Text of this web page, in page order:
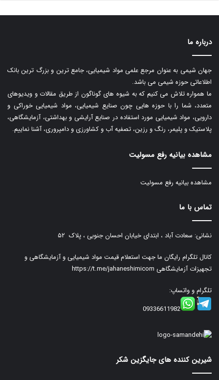
درباره ما
جهان شیمی به عنوان مرجع علمی مواد شیمیایی، جامع ترین و بزرگ ترین بانک
اطلاعاتی حوزه شیمی می باشد.
ما همواره تلاش می کنیم که به شیوه های گوناگون از طریق مقالات و ویدیوهای
متعدد، شما را با حوزه هایی چون صنایع شیمیایی، مواد شیمیایی خوراکی و
دارویی، مواد شیمیایی مورد استفاده در صنایع آرایشی و بهداشتی، آزمایشگاهی،
پلاستیک و پلیمر، رنگ و رزین، تصفیه آب و کشاورزی و دامپروری، آشنا نماییم.
مشاهده بیانیه رفع مسولیت
مشاهده بیانیه رفع مسولیت
تماس با ما
نشانی: سعادت آباد ، ابتدای خیابان احسان جنوبی ، پلاک ۵۲
کانال تلگرام رایگان ما جهت استعلام قیمت مواد شیمیایی و آزمایشگاهی و
تجهیزات آزمایشگاهی https://t.me/jahaneshimicom
تلگرام و واتساپ:
09336611982
شیرین کننده های جایگزین شکر